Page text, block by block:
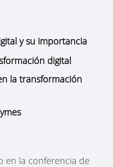
y su importancia
digital
la transformación
en la conferencia de